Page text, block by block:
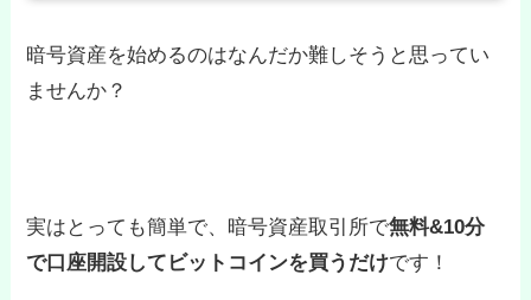
暗号資産を始めるのはなんだか難しそうと思ってい
ませんか？
実はとっても簡単で、暗号資産取引所で無料&10分
で口座開設してビットコインを買うだけです！